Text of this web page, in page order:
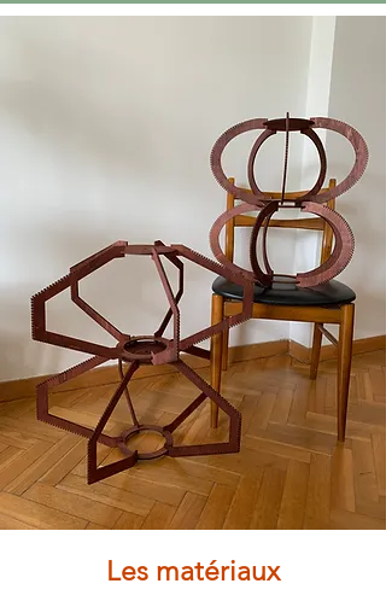
Les matériaux